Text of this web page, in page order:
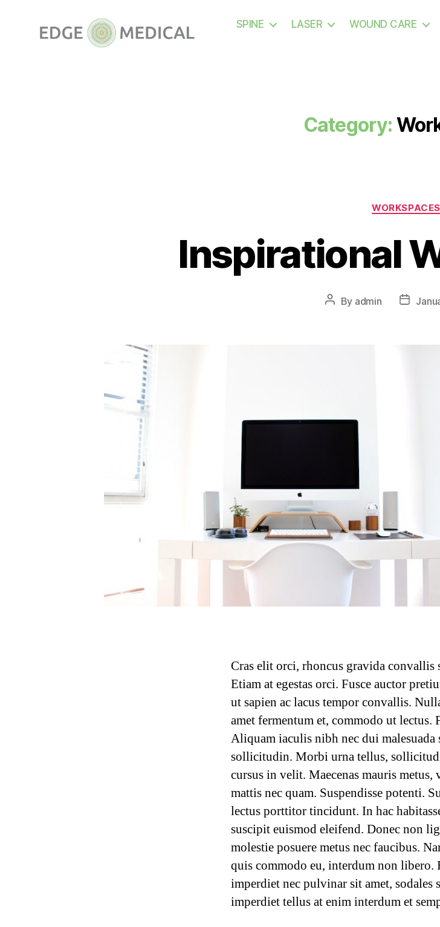
SPINE LASER WOUND CARE
Category:
WORKSPACES
Inspirational
By admin
Cras elit orci, rhoncus gravida convallis
Etiam at egestas orci. Fusce auctor
ut sapien ac lacus tempor convallis.
amet fermentum et, commodo ut lectus.
Aliquam iaculis nibh nec dui
sollicitudin. Morbi urna tellus,
cursus in velit. Maecenas mauris metus,
mattis nec quam. Suspendisse potenti.
lectus porttitor tincidunt. In hac
suscipit euismod eleifend. Donec non
molestie posuere metus nec faucibus.
quis commodo eu, interdum non
imperdiet nec pulvinar sit amet, sodales
imperdiet tellus at enim interdum et